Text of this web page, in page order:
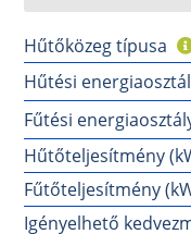
Hűtőközeg típusa
Hűtési
Fűtési
Igényelhető
Hűtőteljesítmény
Fűtőteljesítmény